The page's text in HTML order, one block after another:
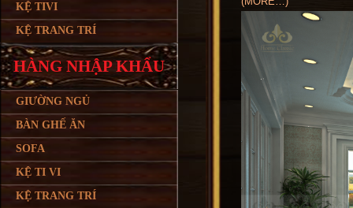
KỆ TIVI
KỆ TRANG TRÍ
HÀNG NHẬP KHẨU
GIƯỜNG NGỦ
BÀN GHẾ ĂN
SOFA
KỆ TI VI
KỆ TRANG TRÍ